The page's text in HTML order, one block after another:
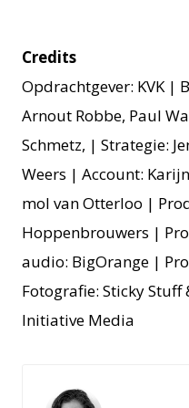
Credits
Opdrachtgever: KVK |
Arnout Robbe, Paul
Schmetz, | Strategie:
Weers | Account:
mol van Otterloo |
Hoppenbrouwers |
audio: BigOrange |
Fotografie: Sticky
Initiative Media